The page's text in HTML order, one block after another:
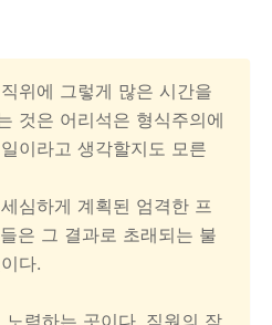
위에 그렇게 많은 시간을
것은 어리석은 형식주의에
이라고 생각할지도 모른
심하게 계획된 엄격한 프
은 그 결과로 초래되는 불
다.
력하는 곳이다. 직원의 잠